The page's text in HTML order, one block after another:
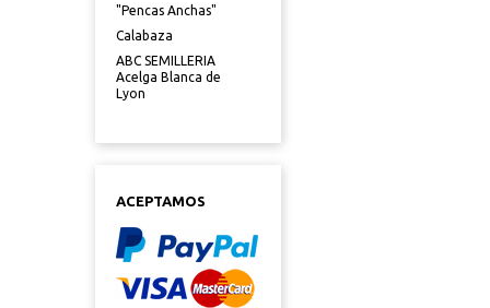
"Pencas Anchas"
Calabaza
ABC SEMILLERIA
Acelga Blanca de
Lyon
ACEPTAMOS